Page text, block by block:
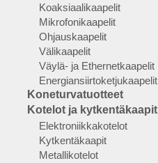
Koaksiaalikaapelit
Mikrofonikaapelit
Ohjauskaapelit
Välikaapelit
Väylä- ja Ethernetkaapelit
Energiansiirtoketjukaapelit
Koneturvatuotteet
Kotelot ja kytkentäkaapit
Elektroniikkakotelot
Kytkentäkaapit
Metallikotelot